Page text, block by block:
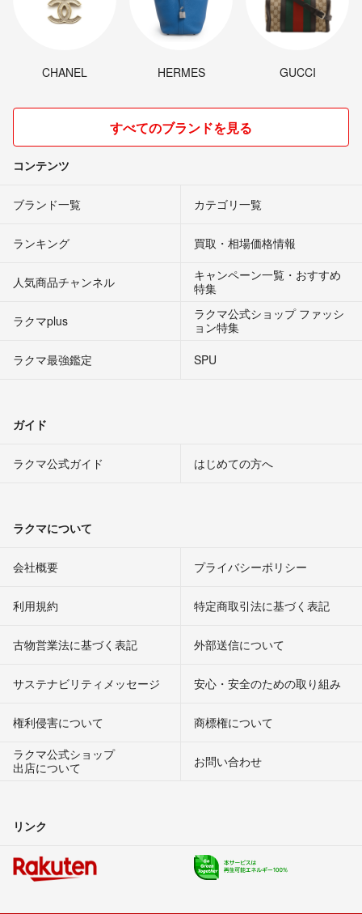
CHANEL HERMES GUCCI
すべてのブランドを見る
コンテンツ
ブランド一覧 カテゴリ一覧
ランキング 買取・相場価格情報
人気商品チャンネル
キャンペーン一覧・おすすめ
特集
ラクマplus
ラクマ公式ショップ ファッシ
ョン特集
ラクマ最強鑑定
SPU
ガイド
ラクマ公式ガイド はじめての方へ
ラクマについて
会社概要 プライバシーポリシー
利用規約 特定商取引法に基づく表記
古物営業法に基づく表記 外部送信について
サステナビリティメッセージ 安心・安全のための取り組み
権利侵害について
商標権について
ラクマ公式ショップ
出店について
お問い合わせ
リンク